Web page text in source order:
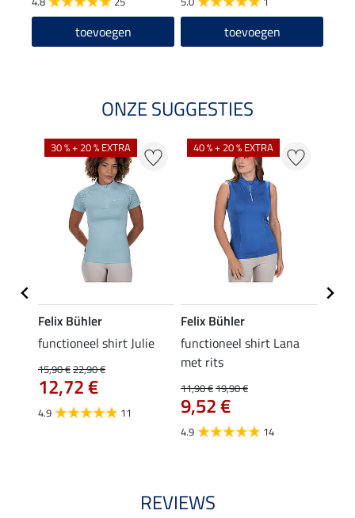
toevoegen toevoegen
ONZE SUGGESTIES
30 % + 20 % EXTRA
Felix Bühler
functioneel shirt Julie
15,90 €22,90 €
12,72 €
4.9 11
40 % + 20 % EXTRA
Felix Bühler
functioneel shirt Lana
met rits
11,90 €19,90 €
9,52 €
4.9 14
REVIEWS